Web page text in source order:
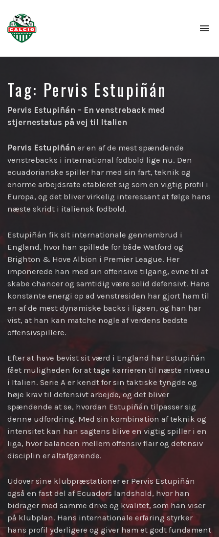
Tag: Pervis Estupiñán
Pervis Estupiñán – En venstreback med
stjernestatus på vej til Italien
Pervis Estupiñán er en af de mest spændende
venstrebacks i international fodbold lige nu. Den
ecuadorianske spiller har med sin fart, teknik og
enorme arbejdsrate etableret sig som en vigtig profil i
Europa, og det bliver virkelig interessant at følge hans
næste skridt i italiensk fodbold.
Estupiñán fik sit internationale gennembrud i
England, hvor han spillede for både Watford og
Brighton & Hove Albion i Premier League. Her
imponerede han med sin offensive tilgang, evne til at
skabe chancer og samtidig være solid defensivt. Hans
konstante energi op ad venstresiden har gjort ham til
en af de mest dynamiske backs i ligaen, og han har
vist, at han kan matche nogle af verdens bedste
offensivspillere.
Efter at have bevist sit værd i England har Estupiñán
fået muligheden for at tage karrieren til næste niveau
i Italien. Serie A er kendt for sin taktiske tyngde og
høje krav til defensivt arbejde, og det bliver
spændende at se, hvordan Estupiñán tilpasser sig
denne udfordring. Med sin kombination af teknik og
intensitet kan han sagtens blive en vigtig spiller i en
liga, hvor balancen mellem offensiv flair og defensiv
disciplin er altafgørende.
Udover sine klubpræstationer er Pervis Estupiñán
også en fast del af Ecuadors landshold, hvor han
bidrager med samme drive og kvalitet, som han viser
på klubplan. Hans internationale erfaring styrker
hans profil yderligere og giver ham et godt fundament